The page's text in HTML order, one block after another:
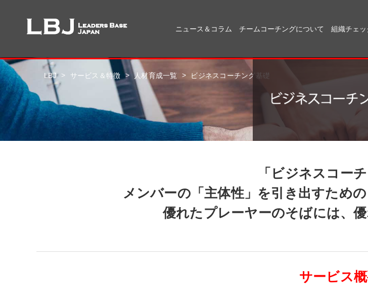
ニュース＆コラム チームコーチングについて 組織チェッ
LBJ > サービス＆特徴 > 人材育成一覧 > ビジネスコーチング基礎
「ビジネスコー
メンバーの「主体性」を引き出すため
優れたプレーヤーのそばには、
サービス